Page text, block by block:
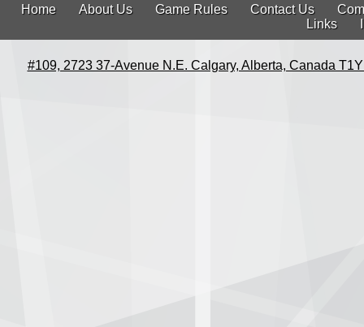
Home About Us Game Rules Contact Us
Links
#109, 2723 37-Avenue N.E. Calgary, Alberta, Canada